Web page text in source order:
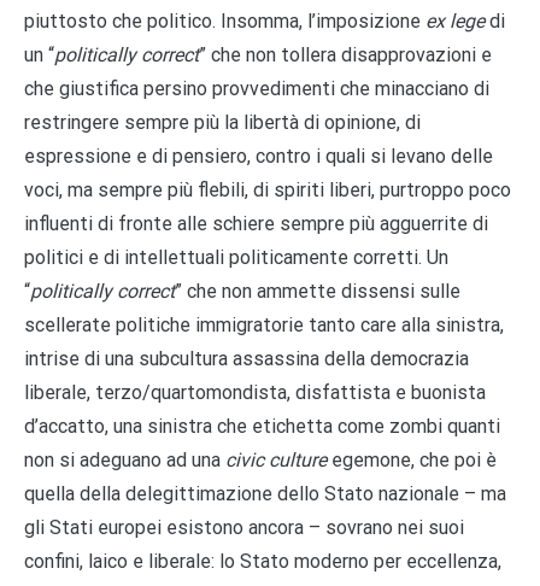
piuttosto che politico. Insomma, l’imposizione ex legedi
un “politically correct” che non tollera disapprovazioni e
che giustifica persino provvedimenti che minacciano di
restringere sempre più la libertà di opinione, di
espressione e di pensiero, contro i quali si levano delle
voci, ma sempre più flebili, di spiriti liberi, purtroppo poco
influenti di fronte alle schiere sempre più agguerrite di
politici e di intellettuali politicamente corretti. Un
“politically correct” che non ammette dissensi sulle
scellerate politiche immigratorie tanto care alla sinistra,
intrise di una subcultura assassina della democrazia
liberale, terzo/quartomondista, disfattista e buonista
d’accatto, una sinistra che etichetta come zombi quanti
non si adeguano ad una civic cultureegemone, che poi è
quella della delegittimazione dello Stato nazionale – ma
gli Stati europei esistono ancora – sovrano nei suoi
confini, laico e liberale: lo Stato moderno per eccellenza,